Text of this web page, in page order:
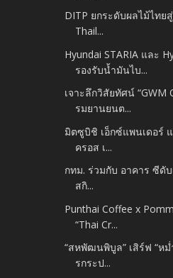
DITP ยกระดับผลไม้ไทย
Thail...
Hyundai STARIA และ
รองรับน้ำมันไบ...
เจาะลึกวิสัยทัศน์ “GWM
รมยานยนต...
มิตซูบิชิ เอ็กซ์แพนเดอร์
ครอส เ...
กทม. ร่วมกับ อาคาร ซีดั
สกิ...
Punthai Coffee x
“Thai Cr...
“สหพัฒนพิบูล” เสิร์ฟ “ห
รกระป...